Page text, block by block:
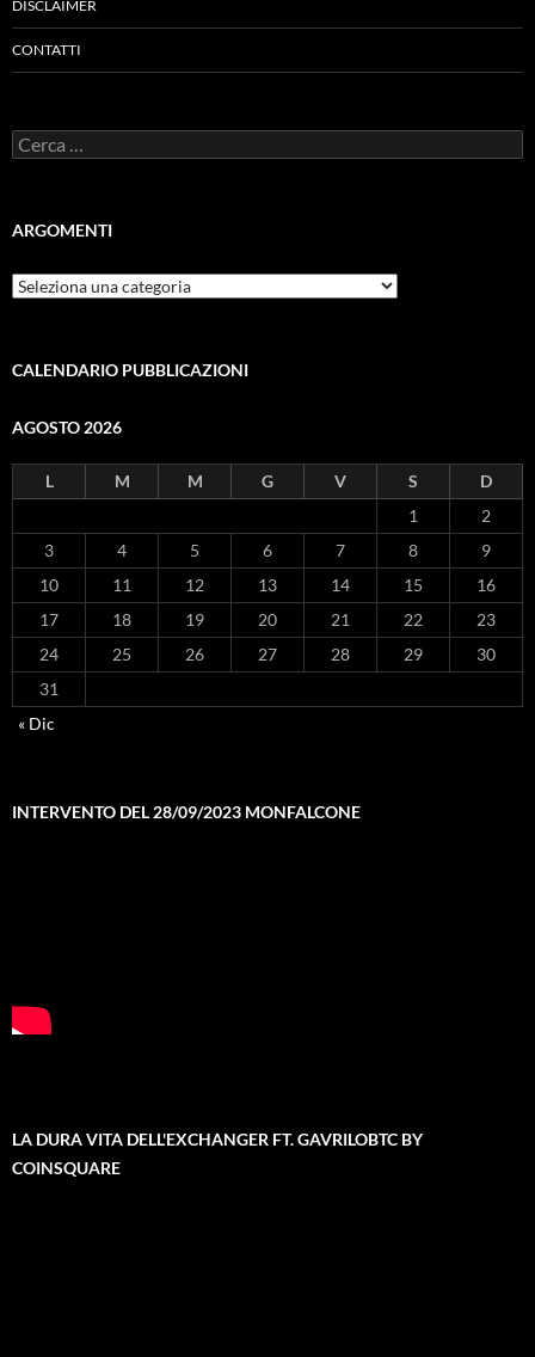
DISCLAIMER
CONTATTI
Ricerca
per:
ARGOMENTI
ARGOMENTI
CALENDARIO PUBBLICAZIONI
AGOSTO 2026
L M M G V S
D
1
2
3
4 5 6 7 8
9
10
11 12 13 14 15
16
17
18 19 20 21 22
23
24
25 26 27 28 29
30
31
« Dic
INTERVENTO DEL 28/09/2023 MONFALCONE
LA DURA VITA DELL'EXCHANGER FT. GAVRILOBTC BY
COINSQUARE